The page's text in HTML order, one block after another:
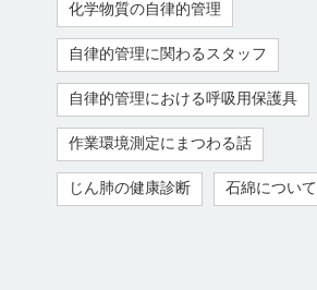
化学物質の自律的管理
自律的管理に関わるスタッフ
自律的管理における呼吸用保護具
作業環境測定にまつわる話
じん肺の健康診断 石綿について